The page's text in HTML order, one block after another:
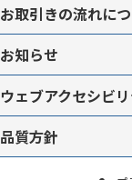
お取引きの流れに
お知らせ
ウェブアクセシビ
品質方針